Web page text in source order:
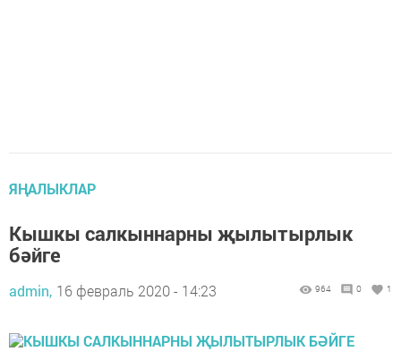
ЯҢАЛЫКЛАР
Кышкы салкыннарны җылытырлык
бәйге
admin, 16 февраль 2020 - 14:23 964 0 1